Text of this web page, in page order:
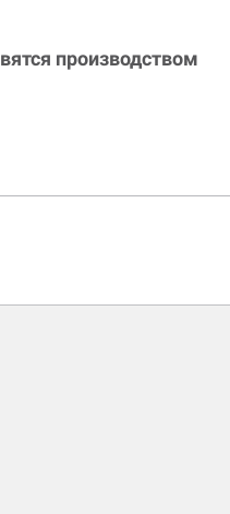
производством